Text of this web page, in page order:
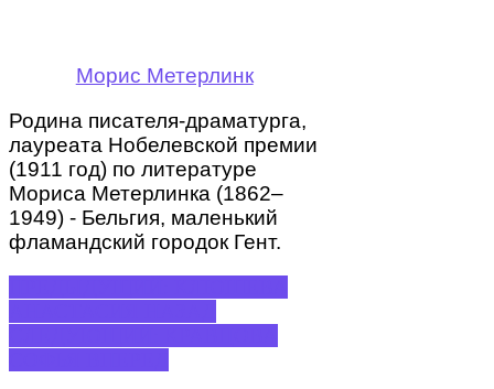
Морис Метерлинк
Родина писателя-драматурга,
лауреата Нобелевской премии
(1911 год) по литературе
Мориса Метерлинка (1862–
1949) - Бельгия, маленький
фламандский городок Гент.